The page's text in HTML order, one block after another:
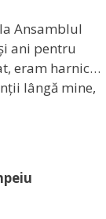
Ansamblul
ani pentru
eram harnic…
lângă mine,